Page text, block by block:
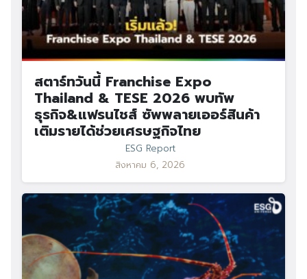
สตาร์ทวันนี้ Franchise Expo
Thailand & TESE 2026 พบทัพ
ธุรกิจ&แฟรนไชส์ ซัพพลายเออร์สินค้า
เติมรายได้ช่วยเศรษฐกิจไทย
ESG Report
สิงหาคม 6, 2026